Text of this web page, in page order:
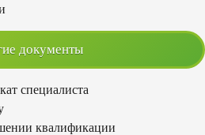
документы
специалиста
квалификации